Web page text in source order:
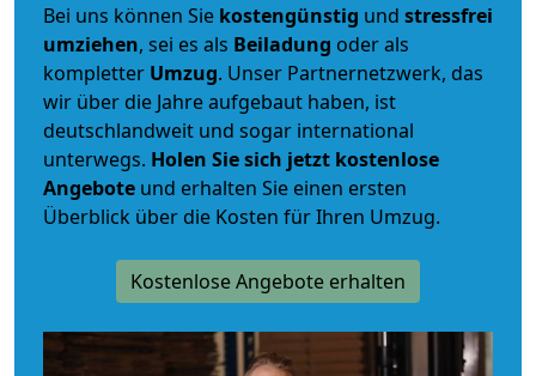
Bei uns können Sie kostengünstig und stressfrei
umziehen, sei es als Beiladung oder als
kompletter Umzug. Unser Partnernetzwerk, das
wir über die Jahre aufgebaut haben, ist
deutschlandweit und sogar international
unterwegs. Holen Sie sich jetzt kostenlose
Angebote und erhalten Sie einen ersten
Überblick über die Kosten für Ihren Umzug.
Kostenlose Angebote erhalten